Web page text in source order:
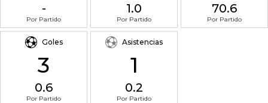
-
Por Partido
1.0
Por Partido
70.6
Por Partido
Goles
3
0.6
Por Partido
Asistencias
1
0.2
Por Partido